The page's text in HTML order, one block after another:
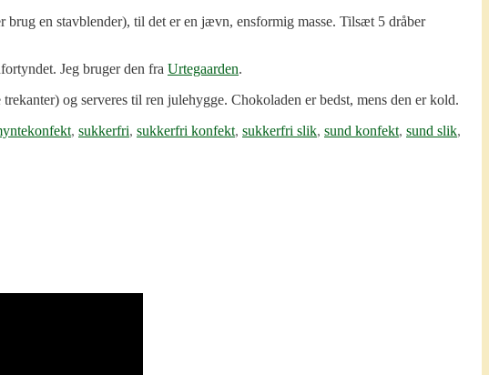
brug en stavblender), til det er en jævn, ensformig masse. Tilsæt 5 dråber
Jeg bruger den fra Urtegaarden.
og serveres til ren julehygge. Chokoladen er bedst, mens den er kold.
, sukkerfri, sukkerfri konfekt, sukkerfri slik, sund konfekt, sund slik,